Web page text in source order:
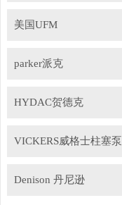
美国UFM
parker派克
HYDAC贺德克
VICKERS威格士柱塞泵
Denison 丹尼逊